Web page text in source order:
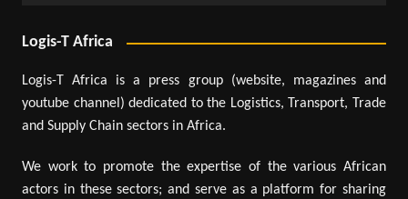
Logis-T Africa
Logis-T Africa is a press group (website, magazines and
youtube channel) dedicated to the Logistics, Transport, Trade
and Supply Chain sectors in Africa.
We work to promote the expertise of the various African
actors in these sectors; and serve as a platform for sharing